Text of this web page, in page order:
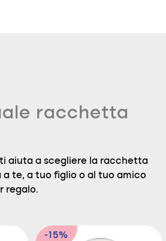
racchetta
ti aiuta a scegliere la racchetta
te, a tuo figlio o al tuo amico
regalo.
-15%